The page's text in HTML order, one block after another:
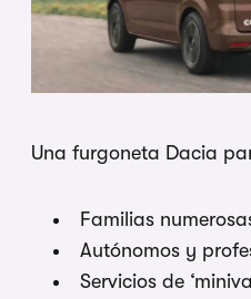
Una furgoneta Dacia
Familias
Autónomos y
Servicios de